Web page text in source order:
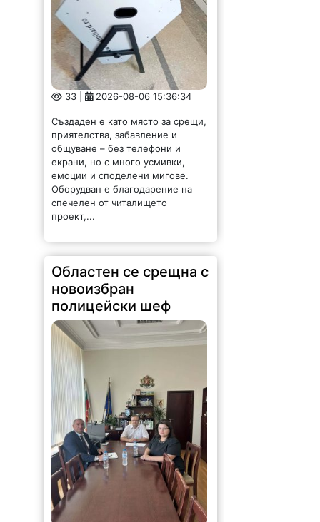
33 | 2026-08-06 15:36:34
Създаден е като място за срещи,
приятелства, забавление и
общуване – без телефони и
екрани, но с много усмивки,
емоции и споделени мигове.
Оборудван е благодарение на
спечелен от читалището
проект,...
Областен се срещна с
новоизбран
полицейски шеф